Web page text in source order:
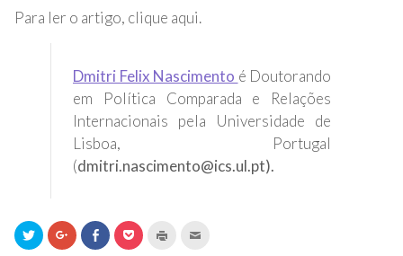
Para ler o artigo, clique aqui.
Dmitri Felix Nascimento é Doutorando
em Política Comparada e Relações
Internacionais pela Universidade de
Lisboa, Portugal
(dmitri.nascimento@ics.ul.pt).
Clique
para
Compartilhe
no
Compartilhar
no
Clique
para
Clique
para